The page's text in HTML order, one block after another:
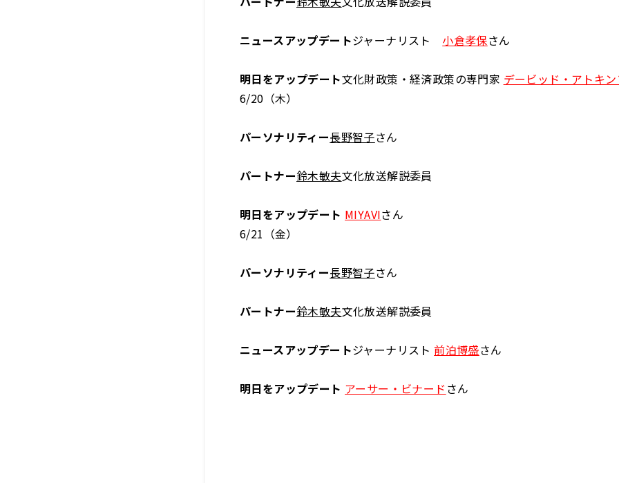
ニュースアップデートジャーナリスト 小倉孝保さん
明日をアップデート文化財政策・経済政策の専門家 デービッド・アトキ
6/20（木）
パーソナリティー長野智子さん
パートナー鈴木敏夫文化放送解説委員
明日をアップデート MIYAVIさん
6/21（金）
パーソナリティー長野智子さん
パートナー鈴木敏夫文化放送解説委員
ニュースアップデートジャーナリスト前泊博盛さん
明日をアップデート アーサー・ビナード さん